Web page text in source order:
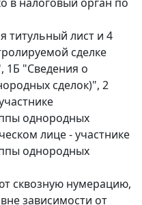
титульный лист и 4
сделке
1Б "Сведения о
сделок)", 2
однородных
лице - участнике
однородных
сквозную нумерацию,
зависимости от